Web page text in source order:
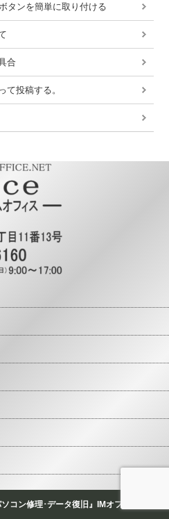
タンを簡単に取り付ける
合
て投稿する。
コン修理･データ復旧』IMオフィス